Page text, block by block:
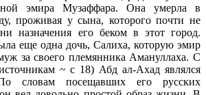
эмира Музаффара. Она умерла в
проживая у сына, которого почти не
назначения его беком в этот город.
еще одна дочь, Салиха, которую эмир
за своего племянника Амануллаха. С
~ с 18) Абд ал-Ахад являлся
словам посещавших его русских